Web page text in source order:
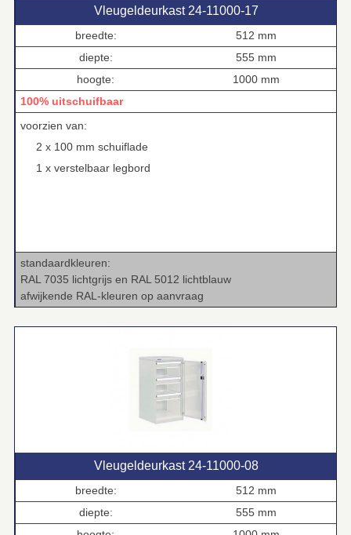
Vleugeldeurkast 24‑11000‑17
breedte:
512 mm
diepte:
555 mm
hoogte:
1000 mm
100% uitschuifbaar
voorzien van:
2 x 100 mm schuiflade
1 x verstelbaar legbord
standaardkleuren:
RAL 7035 lichtgrijs en RAL 5012 lichtblauw
afwijkende RAL‑kleuren op aanvraag
Vleugeldeurkast 24‑11000‑08
breedte:
512 mm
diepte:
555 mm